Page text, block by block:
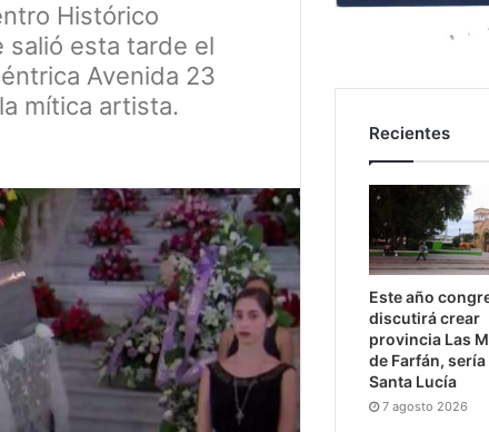
Histórico
esta tarde el
Avenida 23
mítica artista.
Recientes
Este año
discutirá crear
provincia Las
de Farfán, sería
Santa Lucía
7 agosto 2026